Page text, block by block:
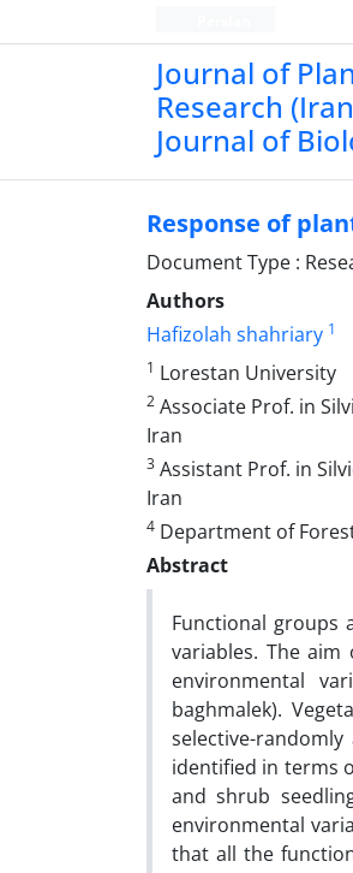
Journal of
Research
Journal of
Response of
Document Type :
Authors
Hafizolah shahriary 1
1 Lorestan University
2 Associate Prof. in
Iran
3 Assistant Prof. in
Iran
4 Department of
Abstract
Functional groups
variables. The
environmental
baghmalek).
selective-
identified in terms
and shrub
environmental
that all the